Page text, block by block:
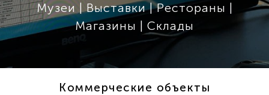
Музеи | Выставки | Рестораны |
Магазины | Склады
Коммерческие объекты